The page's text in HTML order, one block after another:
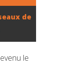
de
le